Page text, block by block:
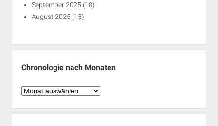
September 2025 (18)
August 2025 (15)
Chronologie nach Monaten
Chronologie
Monaten